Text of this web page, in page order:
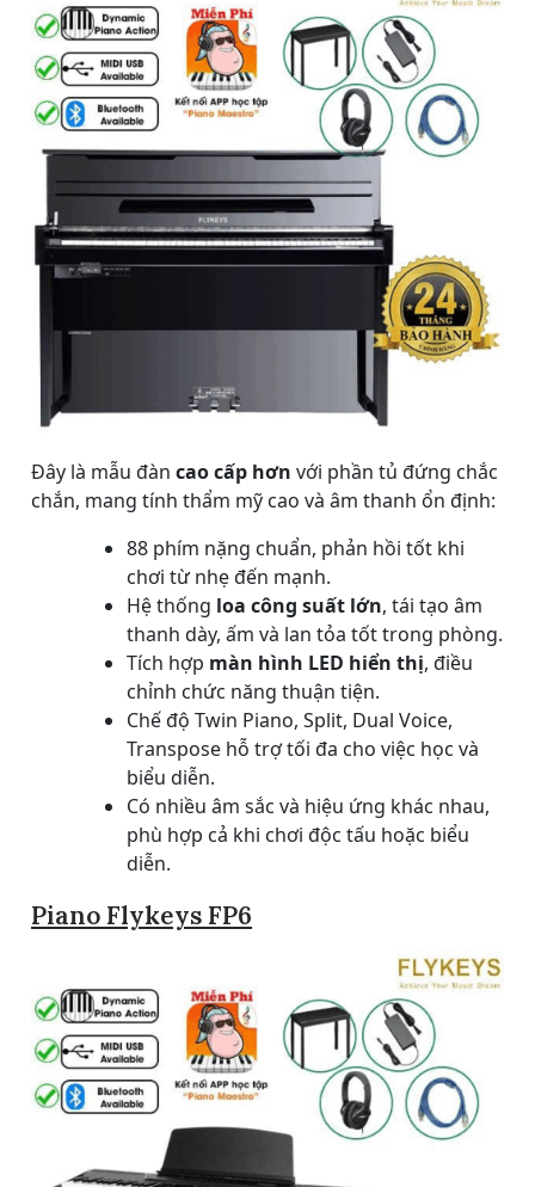
Đây là mẫu đàn cao cấp hơn với phần tủ đứng chắc
chắn, mang tính thẩm mỹ cao và âm thanh ổn định:
88 phím nặng chuẩn, phản hồi tốt khi
chơi từ nhẹ đến mạnh.
Hệ thống loa công suất lớn, tái tạo âm
thanh dày, ấm và lan tỏa tốt trong phòng.
Tích hợp màn hình LED hiển thị, điều
chỉnh chức năng thuận tiện.
Chế độ Twin Piano, Split, Dual Voice,
Transpose hỗ trợ tối đa cho việc học và
biểu diễn.
Có nhiều âm sắc và hiệu ứng khác nhau,
phù hợp cả khi chơi độc tấu hoặc biểu
diễn.
Piano Flykeys FP6